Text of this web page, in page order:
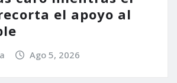
el apoyo al
Ago 5, 2026